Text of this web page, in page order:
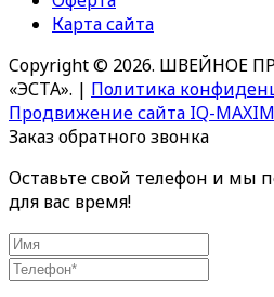
Карта сайта
Copyright © 2026. ШВЕЙНОЕ
«ЭСТА». | Политика
Продвижение сайта IQ-
Заказ обратного звонка
Оставьте свой телефон и мы
для вас время!